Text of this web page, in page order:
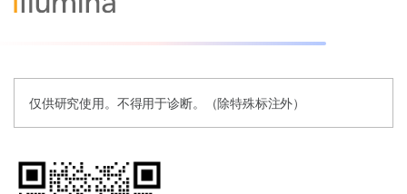
仅供研究使用。不得用于诊断。（除特殊标注外）